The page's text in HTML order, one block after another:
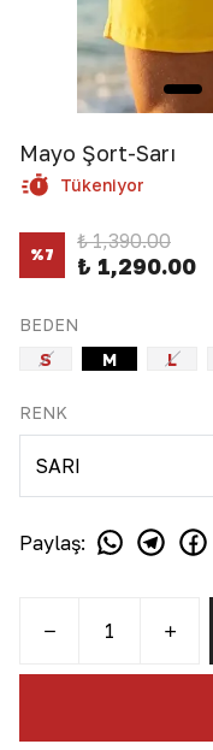
Mayo Şort-Sarı
Tükeniyor
%7
₺ 1,390.00
₺ 1,290.00
BEDEN
S
M L
RENK
Paylaş: